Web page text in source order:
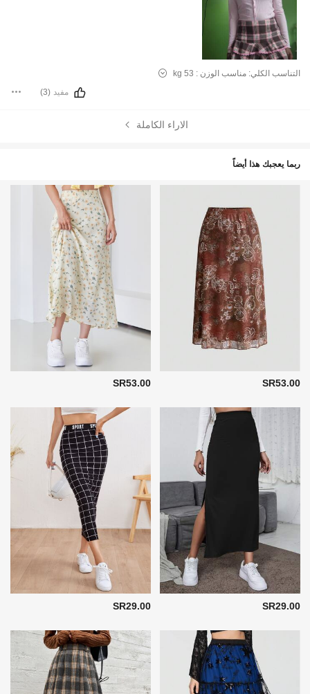
التناسب الكلي:مناسب الوزن : 53 kg
مفيد (3)
الاراء الكاملة
ربما يعجبك هذا أيضاً
SR53.00
SR53.00
SR29.00
SR29.00